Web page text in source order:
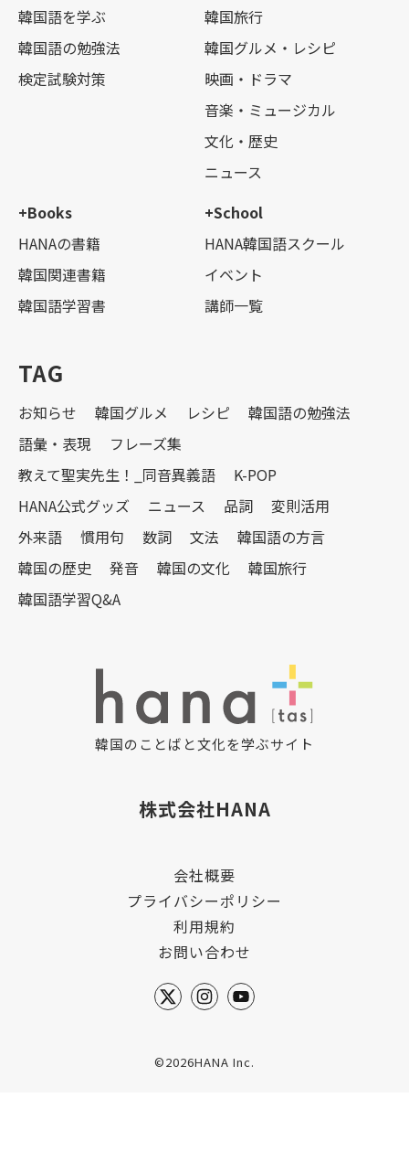
韓国語を学ぶ
韓国語の勉強法
検定試験対策
韓国旅行
韓国グルメ・レシピ
映画・ドラマ
音楽・ミュージカル
文化・歴史
ニュース
+Books
HANAの書籍
韓国関連書籍
韓国語学習書
+School
HANA韓国語スクール
イベント
講師一覧
TAG
お知らせ 韓国グルメ レシピ
韓国語の勉強法
語彙・表現
フレーズ集
教えて聖実先生！_同音異義語
K-POP
HANA公式グッズ
ニュース 品詞
変則活用
外来語
慣用句 数詞 文法
韓国語の方言
韓国の歴史
発音 韓国の文化
韓国旅行
韓国語学習Q&A
韓国のことばと文化を学ぶサイト
株式会社HANA
会社概要
プライバシーポリシー
利用規約
お問い合わせ
©2026HANA Inc.